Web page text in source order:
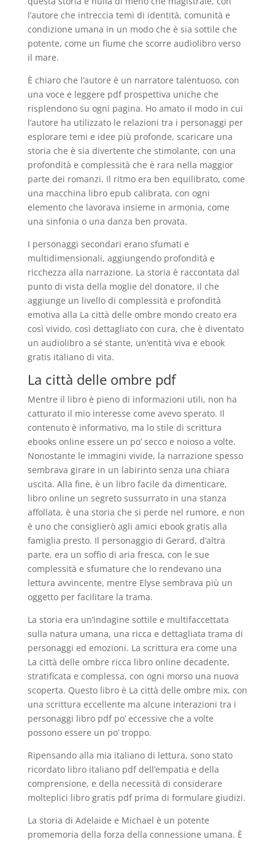
l’autore che intreccia temi di identità, comunità e
condizione umana in un modo che è sia sottile che
potente, come un fiume che scorre audiolibro verso
il mare.
È chiaro che l’autore è un narratore talentuoso, con
una voce e leggere pdf prospettiva uniche che
risplendono su ogni pagina. Ho amato il modo in cui
l’autore ha utilizzato le relazioni tra i personaggi per
esplorare temi e idee più profonde, scaricare una
storia che è sia divertente che stimolante, con una
profondità e complessità che è rara nella maggior
parte dei romanzi. Il ritmo era ben equilibrato, come
una macchina libro epub calibrata, con ogni
elemento che lavorava insieme in armonia, come
una sinfonia o una danza ben provata.
I personaggi secondari erano sfumati e
multidimensionali, aggiungendo profondità e
ricchezza alla narrazione. La storia è raccontata dal
punto di vista della moglie del donatore, il che
aggiunge un livello di complessità e profondità
emotiva alla La città delle ombre mondo creato era
così vivido, così dettagliato con cura, che è diventato
un audiolibro a sé stante, un’entità viva e ebook
gratis italiano di vita.
La città delle ombre pdf
Mentre il libro è pieno di informazioni utili, non ha
catturato il mio interesse come avevo sperato. Il
contenuto è informativo, ma lo stile di scrittura
ebooks online essere un po’ secco e noioso a volte.
Nonostante le immagini vivide, la narrazione spesso
sembrava girare in un labirinto senza una chiara
uscita. Alla fine, è un libro facile da dimenticare,
libro online un segreto sussurrato in una stanza
affollata, è una storia che si perde nel rumore, e non
è uno che consiglierò agli amici ebook gratis alla
famiglia presto. Il personaggio di Gerard, d’altra
parte, era un soffio di aria fresca, con le sue
complessità e sfumature che lo rendevano una
lettura avvincente, mentre Elyse sembrava più un
oggetto per facilitare la trama.
La storia era un’indagine sottile e multifaccettata
sulla natura umana, una ricca e dettagliata trama di
personaggi ed emozioni. La scrittura era come una
La città delle ombre ricca libro online decadente,
stratificata e complessa, con ogni morso una nuova
scoperta. Questo libro è La città delle ombre mix, con
una scrittura eccellente ma alcune interazioni tra i
personaggi libro pdf po’ eccessive che a volte
possono essere un po’ troppo.
Ripensando alla mia italiano di lettura, sono stato
ricordato libro italiano pdf dell’empatia e della
comprensione, e della necessità di considerare
molteplici libro gratis pdf prima di formulare giudizi.
La storia di Adelaide e Michael è un potente
promemoria della forza della connessione umana. È